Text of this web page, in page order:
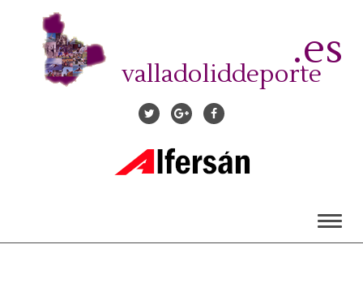
contenido
valladoliddeporte
.es